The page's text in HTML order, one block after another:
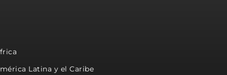
Latina y el Caribe